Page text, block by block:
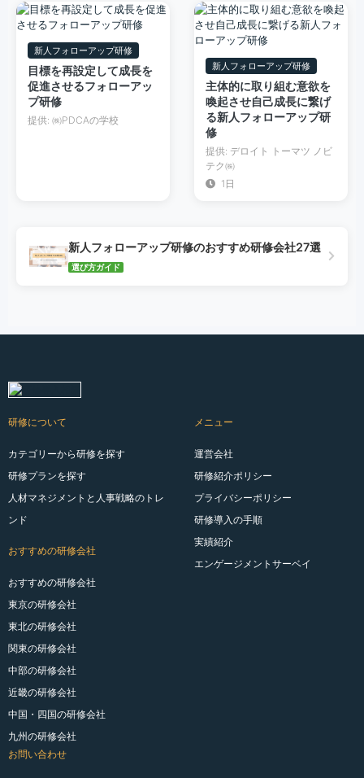
新人フォローアップ研修
目標を再設定して成長を
促進させるフォローアッ
プ研修
提供: ㈱PDCAの学校
新人フォローアップ研修
主体的に取り組む意欲を
喚起させ自己成長に繋げ
る新人フォローアップ研
修
提供: デロイト トーマツ ノビ
テク㈱
1日
新人フォローアップ研修のおすすめ研修会社27選
選び方ガイド
研修について
カテゴリーから研修を探す
研修プランを探す
人材マネジメントと人事戦略のトレ
ンド
おすすめの研修会社
おすすめの研修会社
東京の研修会社
東北の研修会社
関東の研修会社
中部の研修会社
近畿の研修会社
中国・四国の研修会社
九州の研修会社
メニュー
運営会社
研修紹介ポリシー
プライバシーポリシー
研修導入の手順
実績紹介
エンゲージメントサーベイ
お問い合わせ